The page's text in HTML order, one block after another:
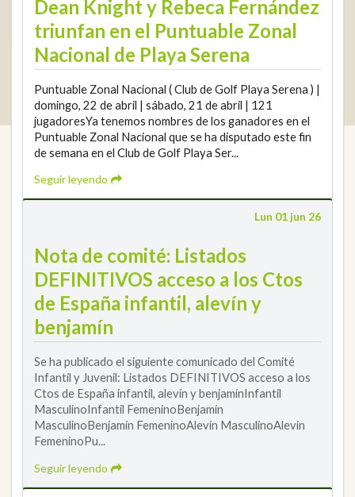
Dean Knight y Rebeca Fernández
triunfan en el Puntuable Zonal
Nacional de Playa Serena
Puntuable Zonal Nacional ( Club de Golf Playa Serena ) |
domingo, 22 de abril | sábado, 21 de abril | 121
jugadoresYa tenemos nombres de los ganadores en el
Puntuable Zonal Nacional que se ha disputado este fin
de semana en el Club de Golf Playa Ser...
Seguir leyendo
Lun 01 jun 26
Nota de comité: Listados
DEFINITIVOS acceso a los Ctos
de España infantil, alevín y
benjamín
Se ha publicado el siguiente comunicado del Comité
Infantil y Juvenil: Listados DEFINITIVOS acceso a los
Ctos de España infantil, alevín y benjamínInfantil
MasculinoInfantil FemeninoBenjamín
MasculinoBenjamín FemeninoAlevín MasculinoAlevin
FemeninoPu...
Seguir leyendo
Política de Cookies
Aviso legal
© DarkSky
Widget de competiciones
Login